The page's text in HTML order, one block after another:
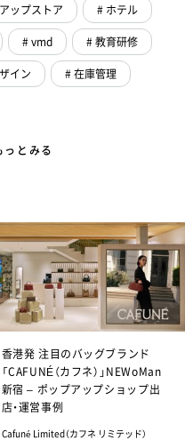
ップストア
# ホテル
# vmd
# 教育研修
イン
# 在庫管理
っとみる
香港発 注目のバッグブランド
「CAFUNÉ（カフネ）」NEWoMan
新宿 – ポップアップショップ出
店・運営事例
Cafuné Limited（カフネ リミテッド）